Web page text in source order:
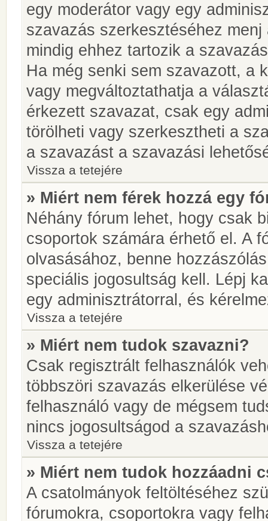
egy moderátor vagy egy
szavazás szerkesztéséhez
mindig ehhez tartozik a
Ha még senki sem szavazott, a
vagy megváltoztathatja a
érkezett szavazat, csak egy
törölheti vagy szerkesztheti a
a szavazást a szavazási
Vissza a tetejére
» Miért nem férek hozzá egy
Néhány fórum lehet, hogy csak
csoportok számára érhető el. A
olvasásához, benne
speciális jogosultság kell. Lépj
egy adminisztrátorral, és
Vissza a tetejére
» Miért nem tudok szavazni?
Csak regisztrált felhasználók
többszöri szavazás elkerülése
felhasználó vagy de mégsem
nincs jogosultságod a
Vissza a tetejére
» Miért nem tudok hozzáadni
A csatolmányok feltöltéséhez
fórumokra, csoportokra vagy